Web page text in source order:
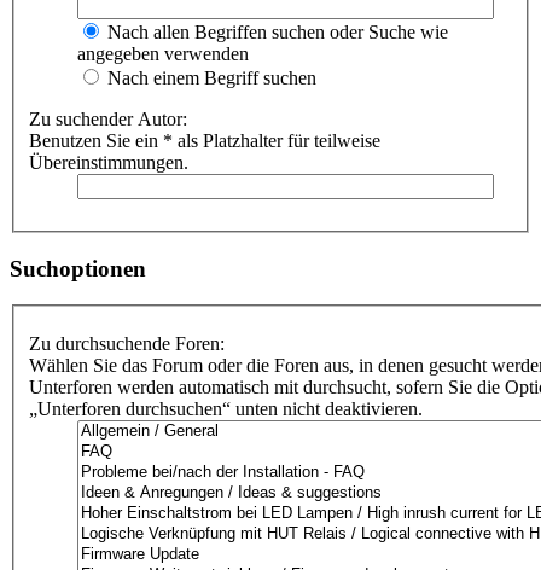
Nach allen Begriffen suchen oder Suche wie
angegeben verwenden
Nach einem Begriff suchen
Zu suchender Autor:
Benutzen Sie ein * als Platzhalter für teilweise
Übereinstimmungen.
Suchoptionen
Zu durchsuchende Foren:
Wählen Sie das Forum oder die Foren aus, in denen gesucht
Unterforen werden automatisch mit durchsucht, sofern Sie die
„Unterforen durchsuchen“ unten nicht deaktivieren.